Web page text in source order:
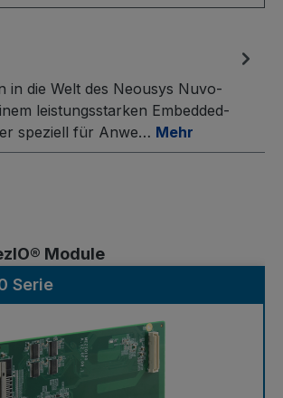
in die Welt des Neousys Nuvo-
leistungsstarken Embedded-
speziell für Anwe… Mehr
Module
Serie